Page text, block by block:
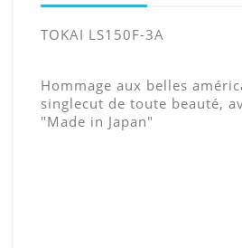
TOKAI LS150F-3A
Hommage aux belles
singlecut de toute beauté,
"Made in Japan"